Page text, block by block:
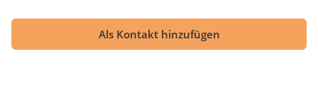
Als Kontakt hinzufügen